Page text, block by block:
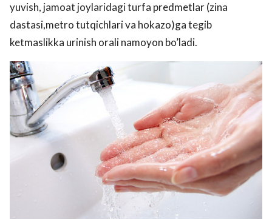
yuvish, jamoat joylaridagi turfa predmetlar (zina
dastasi,metro tutqichlari va hokazo)ga tegib
ketmaslikka urinish orali namoyon bo’ladi.